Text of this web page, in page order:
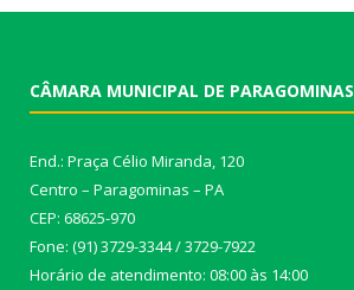
CÂMARA MUNICIPAL DE PARAGOMINAS
End.: Praça Célio Miranda, 120
Centro – Paragominas – PA
CEP: 68625-970
Fone: (91) 3729-3344 / 3729-7922
Horário de atendimento: 08:00 às 14:00